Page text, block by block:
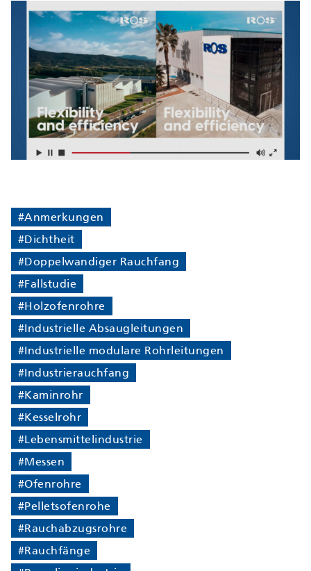
#Anmerkungen
#Dichtheit
#Doppelwandiger Rauchfang
#Fallstudie
#Holzofenrohre
#Industrielle Absaugleitungen
#Industrielle modulare Rohrleitungen
#Industrierauchfang
#Kaminrohr
#Kesselrohr
#Lebensmittelindustrie
#Messen
#Ofenrohre
#Pelletsofenrohe
#Rauchabzugsrohre
#Rauchfänge